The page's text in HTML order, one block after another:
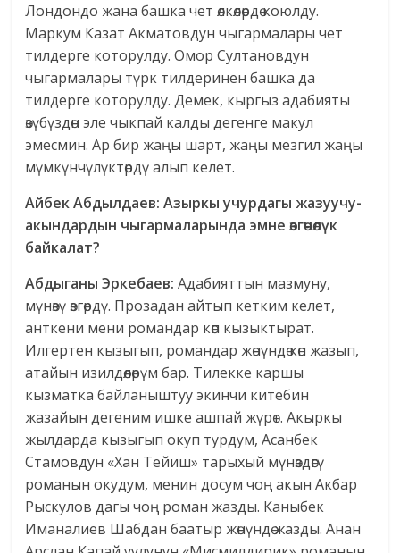
Лондондо жана башка чет өлкөлөрдө коюлду.
Маркум Казат Акматовдун чыгармалары чет
тилдерге которулду. Омор Султановдун
чыгармалары түрк тилдеринен башка да
тилдерге которулду. Демек, кыргыз адабияты
өзүбүздөн эле чыкпай калды дегенге макул
эмесмин. Ар бир жаңы шарт, жаңы мезгил жаңы
мүмкүнчүлүктөрдү алып келет.
Айбек Абдылдаев: Азыркы учурдагы жазуучу-
акындардын чыгармаларында эмне өзгөчөлүк
байкалат?
Абдыганы Эркебаев: Адабияттын мазмуну,
мүнөзү өзгөрдү. Прозадан айтып кетким келет,
анткени мени романдар көп кызыктырат.
Илгертен кызыгып, романдар жөнүндө көп жазып,
атайын изилдөөлөрүм бар. Тилекке каршы
кызматка байланыштуу экинчи китебин
жазайын дегеним ишке ашпай жүрөт. Акыркы
жылдарда кызыгып окуп турдум, Асанбек
Стамовдун «Хан Тейиш» тарыхый мүнөздөгү
романын окудум, менин досум чоң акын Акбар
Рыскулов дагы чоң роман жазды. Каныбек
Иманалиев Шабдан баатыр жөнүндө жазды. Анан